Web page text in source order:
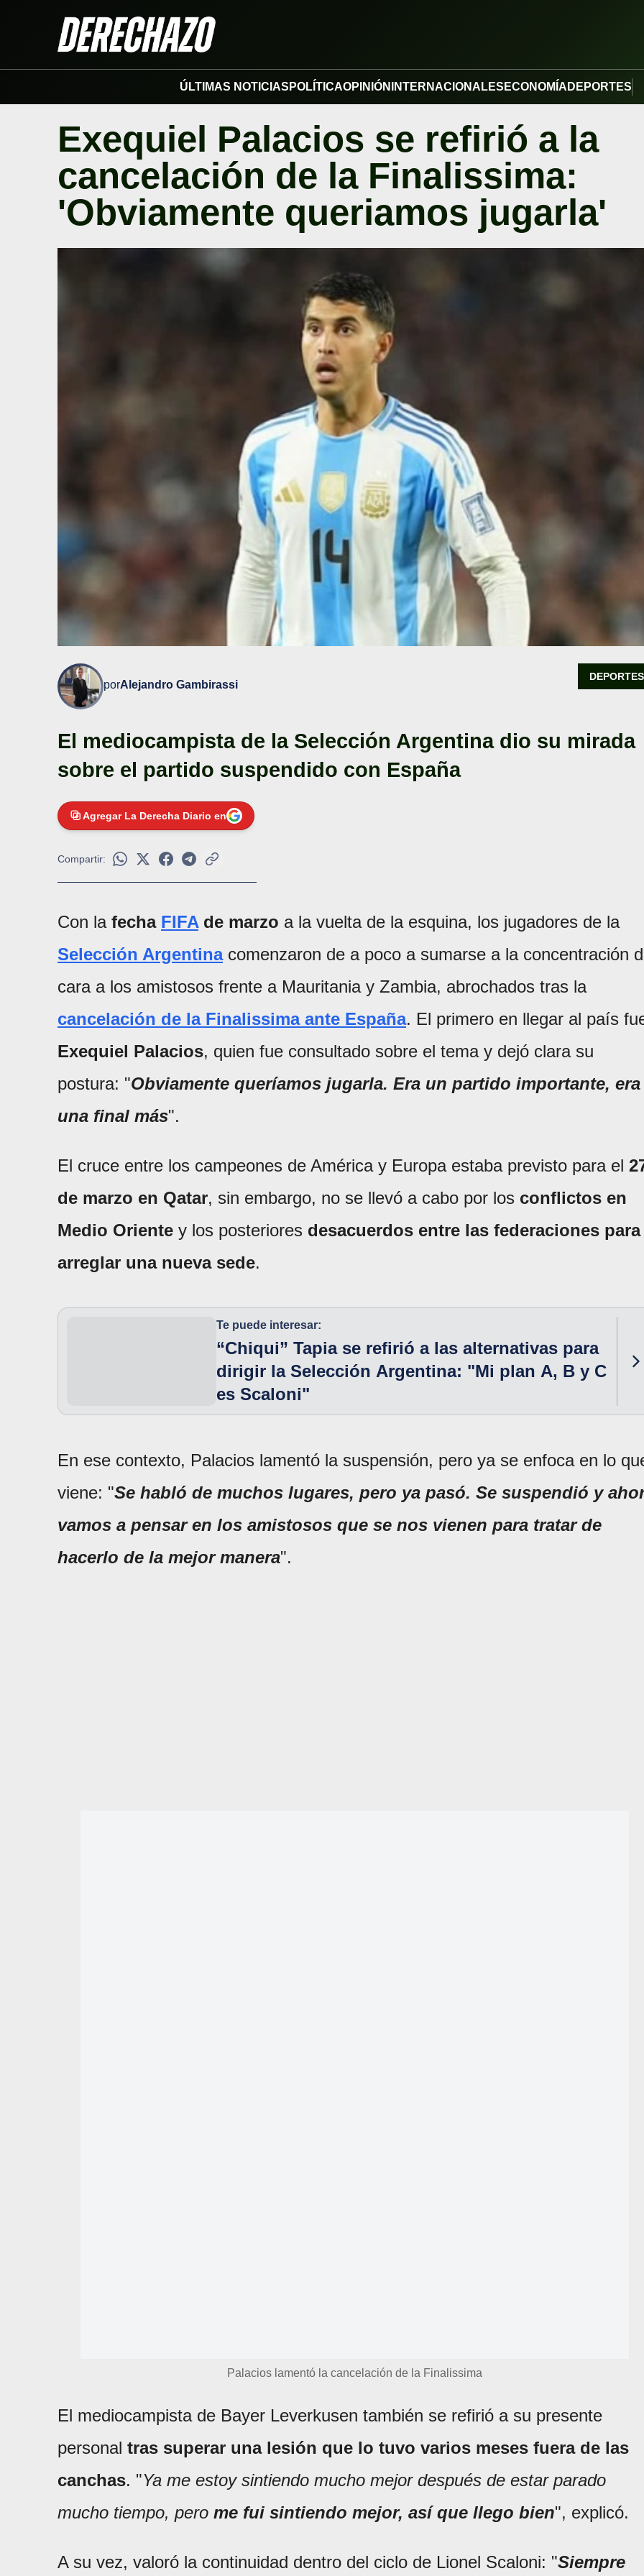
ÚLTIMAS NOTICIAS POLÍTICAOPINIÓN INTERNACIONALES ECONOMÍA DEPORTES
Exequiel Palacios se refirió a la
cancelación de la Finalissima:
'Obviamente queriamos jugarla'
porAlejandro Gambirassi
DEPORTES
El mediocampista de la Selección Argentina dio su mirada
sobre el partido suspendido con España
Agregar La Derecha Diario en
Compartir:
Con lafecha FIFAde marzo a la vuelta de la esquina, los jugadores de la
Selección Argentinacomenzaron de a poco a sumarse a la concentración
cara a los amistosos frente a Mauritania y Zambia, abrochados tras la
cancelación de la Finalissima ante España. El primero en llegar al país
Exequiel Palacios, quien fue consultado sobre el tema y dejó clara su
postura: "Obviamente queríamos jugarla. Era un partido importante, era
una final más".
El cruce entre los campeones de América y Europa estaba previsto para el
de marzo en Qatar, sin embargo, no se llevó a cabo por los conflictos en
Medio Oriente y los posteriores desacuerdos entre las federaciones para
arreglar una nueva sede.
Te puede interesar:
“Chiqui” Tapia se refirió a las alternativas para
dirigir la Selección Argentina: "Mi plan A, B y C
es Scaloni"
En ese contexto, Palacios lamentó la suspensión, pero ya se enfoca en lo
viene: "Se habló de muchos lugares, pero ya pasó. Se suspendió y
vamos a pensar en los amistosos que se nos vienen para tratar de
hacerlo de la mejor manera".
Palacios lamentó la cancelación de la Finalissima
El mediocampista de Bayer Leverkusen también se refirió a su presente
personal tras superar una lesión que lo tuvo varios meses fuera de las
canchas. "Ya me estoy sintiendo mucho mejor después de estar parado
mucho tiempo, pero me fui sintiendo mejor, así que llego bien", explicó.
A su vez, valoró la continuidad dentro del ciclo de Lionel Scaloni: "Siempre